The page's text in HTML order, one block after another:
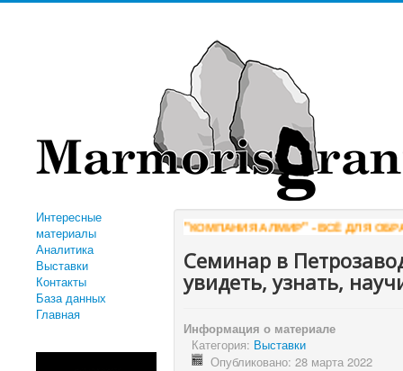
Интересные
материалы
Аналитика
Выставки
Контакты
База данных
Главная
"КОМПАНИЯ АЛМИР" - ВСЁ ДЛЯ
Семинар в
увидеть, узнать,
Информация о материале
Категория: Выставки
Опубликовано: 28 марта 2022